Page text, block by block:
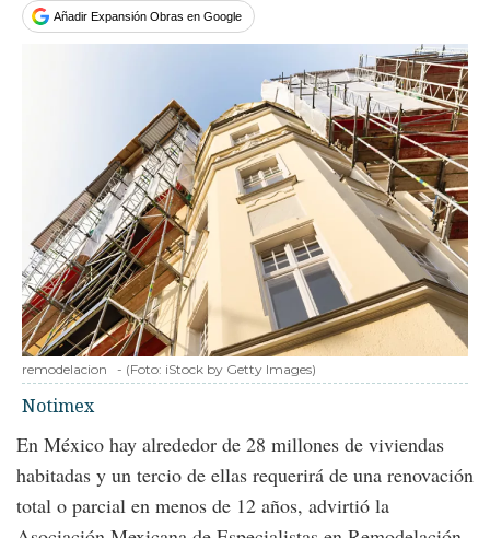
Añadir Expansión Obras en Google
remodelacion - (Foto: iStock by Getty Images)
Notimex
En México hay alrededor de 28 millones de viviendas
habitadas y un tercio de ellas requerirá de una renovación
total o parcial en menos de 12 años, advirtió la